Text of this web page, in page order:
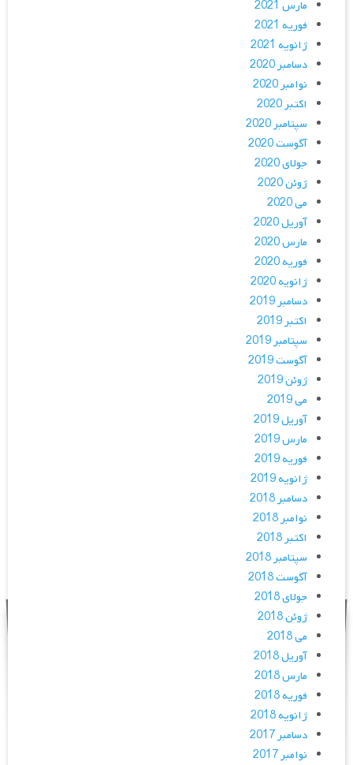
مارس 2021
فوریه 2021
ژانویه 2021
دسامبر 2020
نوامبر 2020
اکتبر 2020
سپتامبر 2020
آگوست 2020
جولای 2020
ژوئن 2020
می 2020
آوریل 2020
مارس 2020
فوریه 2020
ژانویه 2020
دسامبر 2019
اکتبر 2019
سپتامبر 2019
آگوست 2019
ژوئن 2019
می 2019
آوریل 2019
مارس 2019
فوریه 2019
ژانویه 2019
دسامبر 2018
نوامبر 2018
اکتبر 2018
سپتامبر 2018
آگوست 2018
جولای 2018
ژوئن 2018
می 2018
آوریل 2018
مارس 2018
فوریه 2018
ژانویه 2018
دسامبر 2017
نوامبر 2017